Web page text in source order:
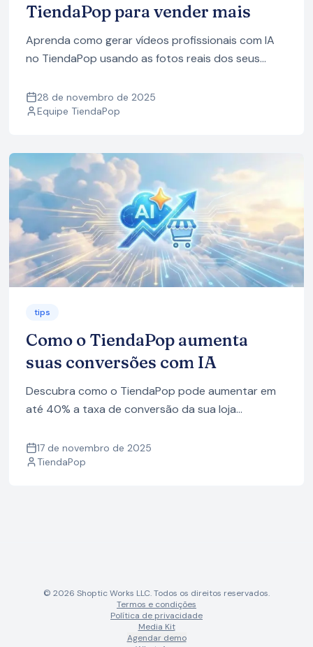
TiendaPop para vender mais
Aprenda como gerar vídeos profissionais com IA
no TiendaPop usando as fotos reais dos seus
conteúdo pronto para anúncios.
28 de novembro de 2025
Equipe TiendaPop
tips
Como o TiendaPop aumenta
suas conversões com IA
Descubra como o TiendaPop pode aumentar em
até 40% a taxa de conversão da sua loja
anúncios e conteúdo de SEO gerados com IA,
otimizados para ecommerce.
17 de novembro de 2025
TiendaPop
© 2026 Shoptic Works LLC. Todos os direitos reservados.
Termos e condições
Política de privacidade
Media Kit
Agendar demo